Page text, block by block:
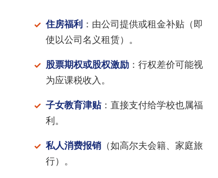
住房福利 ：由公司提供或租金补贴（即
使以公司名义租赁）。
股票期权或股权激励：行权差价可能视
为应课税收入。
子女教育津贴：直接支付给学校也属福
利。
私人消费报销（如高尔夫会籍、家庭旅
行）。